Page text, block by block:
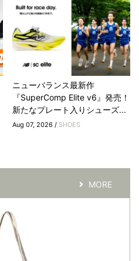
ニューバランス最新作
『SuperComp Elite v6』発売！
新たなプレート入りシューズ...
Aug 07, 2026 / SHOES
MORE